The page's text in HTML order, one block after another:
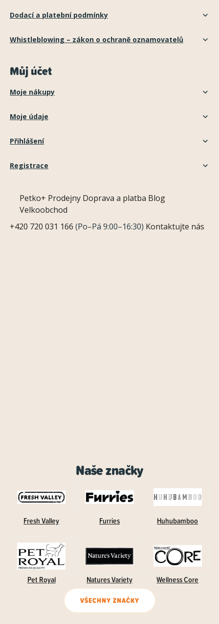
Dodací a platební podmínky
Whistleblowing – zákon o ochraně oznamovatelů
Můj účet
Moje nákupy
Moje údaje
Přihlášení
Registrace
Petko+ Prodejny Doprava a platba Blog
Velkoobchod
+420 720 031 166 (Po–Pá 9:00–16:30) Kontaktujte nás
Naše značky
Fresh Valley Furries Huhubamboo
Pet Royal Natures Variety Wellness Core
VŠECHNY ZNAČKY